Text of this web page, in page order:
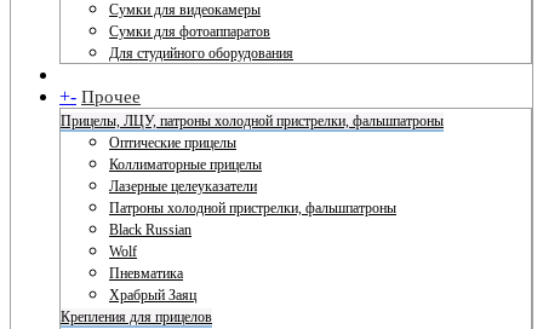
Сумки для видеокамеры
Сумки для фотоаппаратов
Для студийного оборудования
+- Прочее
Прицелы, ЛЦУ, патроны холодной пристрелки, фальшпатроны
Оптические прицелы
Коллиматорные прицелы
Лазерные целеуказатели
Патроны холодной пристрелки, фальшпатроны
Black Russian
Wolf
Пневматика
Храбрый Заяц
Крепления для прицелов